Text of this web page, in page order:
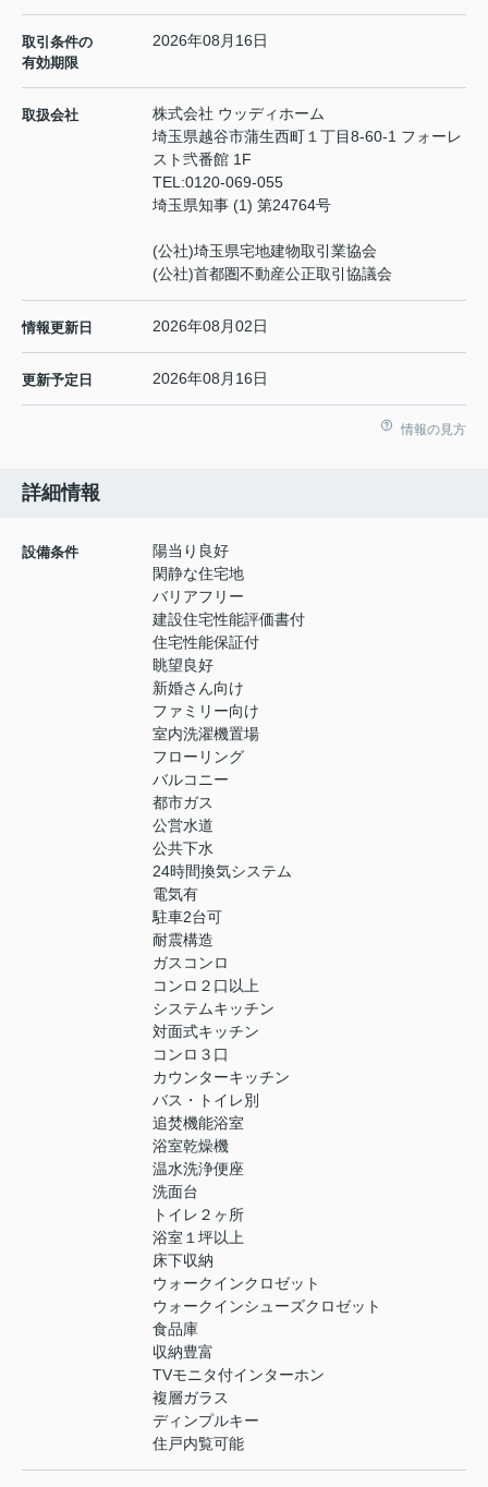
取引条件の
有効期限
2026年08月16日
取扱会社
株式会社 ウッディホーム
埼玉県越谷市蒲生西町１丁目8-60-1 フォーレ
スト弐番館 1F
TEL:0120-069-055
埼玉県知事 (1) 第24764号
(公社)埼玉県宅地建物取引業協会
(公社)首都圏不動産公正取引協議会
情報更新日 2026年08月02日
更新予定日 2026年08月16日
情報の見方
詳細情報
設備条件
陽当り良好
閑静な住宅地
バリアフリー
建設住宅性能評価書付
住宅性能保証付
眺望良好
新婚さん向け
ファミリー向け
室内洗濯機置場
フローリング
バルコニー
都市ガス
公営水道
公共下水
24時間換気システム
電気有
駐車2台可
耐震構造
ガスコンロ
コンロ２口以上
システムキッチン
対面式キッチン
コンロ３口
カウンターキッチン
バス・トイレ別
追焚機能浴室
浴室乾燥機
温水洗浄便座
洗面台
トイレ２ヶ所
浴室１坪以上
床下収納
ウォークインクロゼット
ウォークインシューズクロゼット
食品庫
収納豊富
TVモニタ付インターホン
複層ガラス
ディンプルキー
住戸内覧可能